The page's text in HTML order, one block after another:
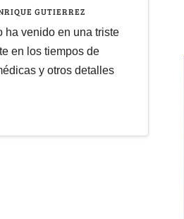
GUTIERREZ
ha venido en una triste
en los tiempos de
y otros detalles